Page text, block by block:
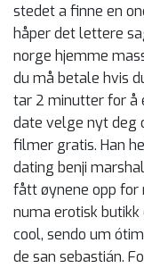
stedet a finne en
håper det lettere
norge hjemme
du må betale hvis
tar 2 minutter for å
date velge nyt deg
filmer gratis. Han
dating benji
fått øynene opp for
numa erotisk
cool, sendo um
de san sebastián.